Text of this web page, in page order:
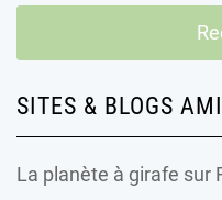
SITES & BLOGS
La planète à girafe sur